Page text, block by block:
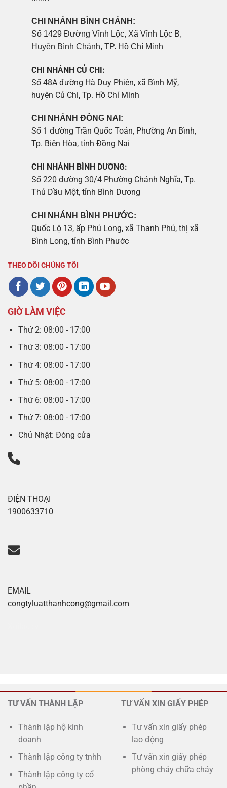
CHI NHÁNH BÌNH CHÁNH:
Số 1429 Đường Vĩnh Lộc, Xã Vĩnh Lộc B,
Huyện Bình Chánh, TP. Hồ Chí Minh
CHI NHÁNH CỦ CHI:
Số 48A đường Hà Duy Phiên, xã Bình Mỹ,
huyện Củ Chi, Tp. Hồ Chí Minh
CHI NHÁNH ĐỒNG NAI:
Số 1 đường Trần Quốc Toản, Phường An Bình,
Tp. Biên Hòa, tỉnh Đồng Nai
CHI NHÁNH BÌNH DƯƠNG:
Số 220 đường 30/4 Phường Chánh Nghĩa, Tp.
Thủ Dầu Một, tỉnh Bình Dương
CHI NHÁNH BÌNH PHƯỚC:
Quốc Lộ 13, ấp Phú Long, xã Thanh Phú, thị xã
Bình Long, tỉnh Bình Phước
THEO DÕI CHÚNG TÔI
GIỜ LÀM VIỆC
Thứ 2: 08:00 - 17:00
Thứ 3: 08:00 - 17:00
Thứ 4: 08:00 - 17:00
Thứ 5: 08:00 - 17:00
Thứ 6: 08:00 - 17:00
Thứ 7: 08:00 - 17:00
Chủ Nhật: Đóng cửa
ĐIỆN THOẠI
1900633710
EMAIL
congtyluatthanhcong@gmail.com
TƯ VẤN THÀNH LẬP
Thành lập hộ kinh
doanh
Thành lập công ty tnhh
Thành lập công ty cổ
TƯ VẤN XIN GIẤY PHÉP
Tư vấn xin giấy phép
lao động
Tư vấn xin giấy phép
phòng cháy chữa cháy